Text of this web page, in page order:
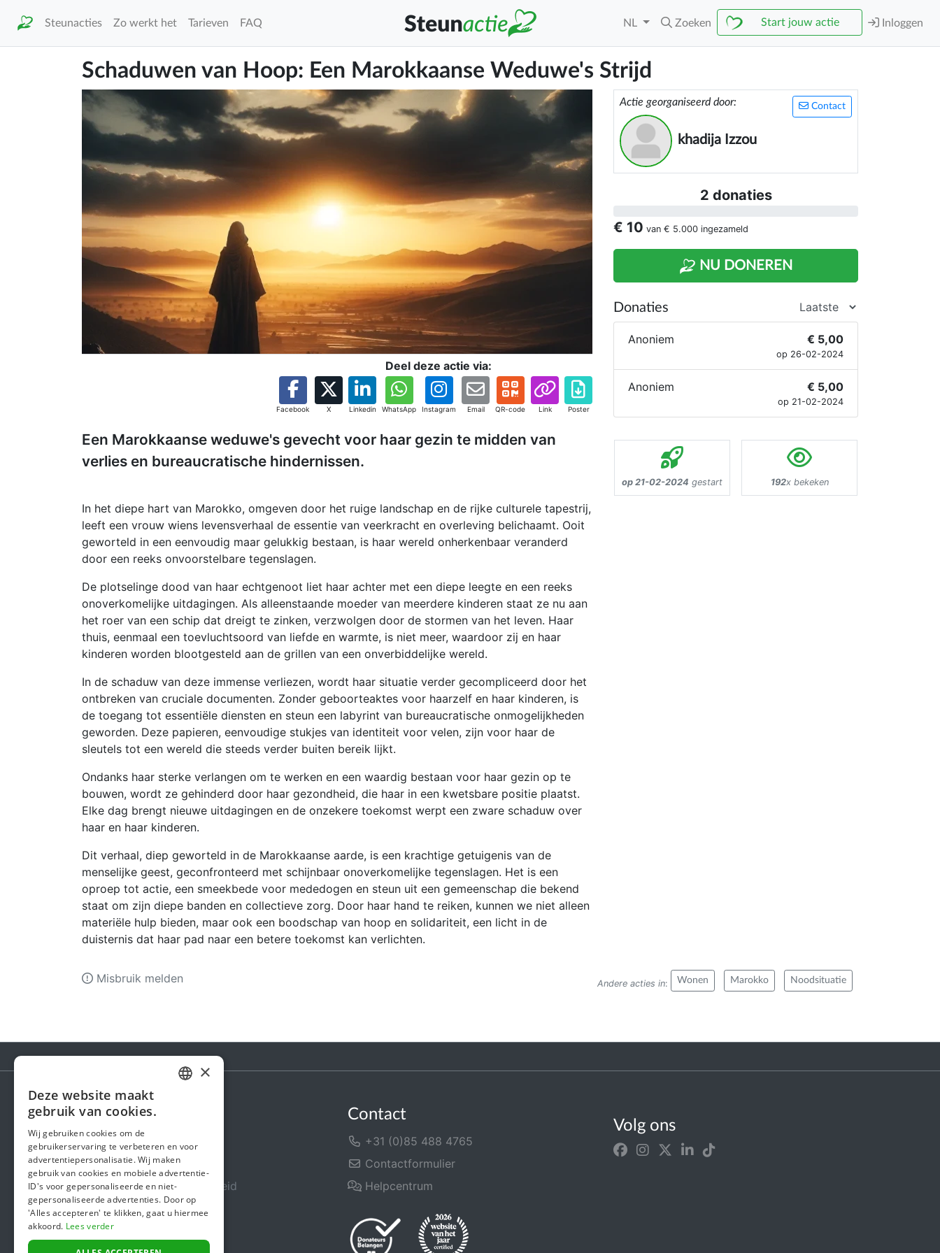
Steunacties Zo werkt het Tarieven FAQ NL Zoeken Start jouw actie Inloggen
Schaduwen van Hoop: Een Marokkaanse Weduwe's Strijd
Deel deze actie via:
Facebook X Linkedin WhatsApp Instagram Email QR-code Link Poster
Een Marokkaanse weduwe's gevecht voor haar gezin te midden van
verlies en bureaucratische hindernissen.
In het diepe hart van Marokko, omgeven door het ruige landschap en de rijke culturele tapestrij,
leeft een vrouw wiens levensverhaal de essentie van veerkracht en overleving belichaamt. Ooit
geworteld in een eenvoudig maar gelukkig bestaan, is haar wereld onherkenbaar veranderd
door een reeks onvoorstelbare tegenslagen.
De plotselinge dood van haar echtgenoot liet haar achter met een diepe leegte en een reeks
onoverkomelijke uitdagingen. Als alleenstaande moeder van meerdere kinderen staat ze nu aan
het roer van een schip dat dreigt te zinken, verzwolgen door de stormen van het leven. Haar
thuis, eenmaal een toevluchtsoord van liefde en warmte, is niet meer, waardoor zij en haar
kinderen worden blootgesteld aan de grillen van een onverbiddelijke wereld.
In de schaduw van deze immense verliezen, wordt haar situatie verder gecompliceerd door het
ontbreken van cruciale documenten. Zonder geboorteaktes voor haarzelf en haar kinderen, is
de toegang tot essentiële diensten en steun een labyrint van bureaucratische onmogelijkheden
geworden. Deze papieren, eenvoudige stukjes van identiteit voor velen, zijn voor haar de
sleutels tot een wereld die steeds verder buiten bereik lijkt.
Ondanks haar sterke verlangen om te werken en een waardig bestaan voor haar gezin op te
bouwen, wordt ze gehinderd door haar gezondheid, die haar in een kwetsbare positie plaatst.
Elke dag brengt nieuwe uitdagingen en de onzekere toekomst werpt een zware schaduw over
haar en haar kinderen.
Dit verhaal, diep geworteld in de Marokkaanse aarde, is een krachtige getuigenis van de
menselijke geest, geconfronteerd met schijnbaar onoverkomelijke tegenslagen. Het is een
oproep tot actie, een smeekbede voor mededogen en steun uit een gemeenschap die bekend
staat om zijn diepe banden en collectieve zorg. Door haar hand te reiken, kunnen we niet alleen
materiële hulp bieden, maar ook een boodschap van hoop en solidariteit, een licht in de
duisternis dat haar pad naar een betere toekomst kan verlichten.
Contact
Actie georganiseerd door:
khadija Izzou
2 donaties
€ 10 van € 5.000 ingezameld
NU DONEREN
Donaties
Anoniem € 5,00
op 26-02-2024
Anoniem € 5,00
op 21-02-2024
op 21-02-2024 gestart 192x bekeken
Andere acties in: Wonen Marokko Noodsituatie
Misbruik melden
Steunactie
Over ons
In de media
Veiligheid & Betrouwbaarheid
Algemene voorwaarden
Privacybeleid
Contact
+31 (0)85 488 4765
Contactformulier
Helpcentrum
Volg ons
ENGLISH
×
Deze website maakt
gebruik van cookies.
Wij gebruiken cookies om de
gebruikerservaring te verbeteren en voor
advertentiepersonalisatie. Wij maken
gebruik van cookies en mobiele advertentie-
ID's voor gepersonaliseerde en niet-
gepersonaliseerde advertenties. Door op
'Alles accepteren' te klikken, gaat u hiermee
akkoord. Lees verder